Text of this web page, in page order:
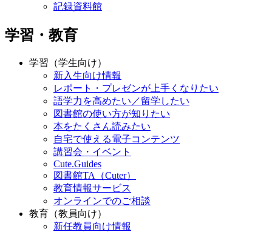
記録資料館
学習・教育
学習（学生向け）
新入生向け情報
レポート・プレゼンが上手くなりたい
語学力を高めたい／留学したい
図書館の使い方が知りたい
本をたくさん読みたい
自宅で使える電子コンテンツ
講習会・イベント
Cute.Guides
図書館TA（Cuter）
教育情報サービス
オンラインでのご相談
教育（教員向け）
新任教員向け情報